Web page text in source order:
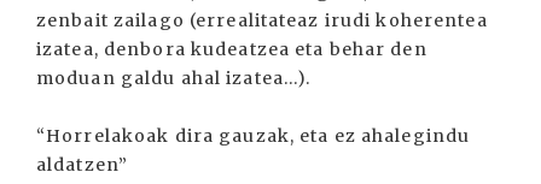
zenbait zailago (errealitateaz irudi koherentea
izatea, denbora kudeatzea eta behar den
moduan galdu ahal izatea...).
“Horrelakoak dira gauzak, eta ez ahalegindu
aldatzen”